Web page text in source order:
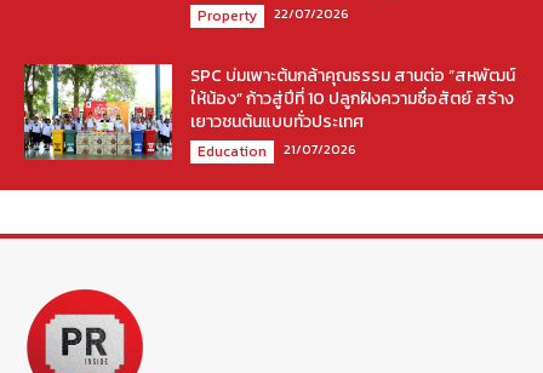
Property 22/07/2026
SPC บ่มเพาะต้นกล้าคุณธรรม สานต่อ “สหพัฒน์
ให้น้อง” ก้าวสู่ปีที่ 10 ปลูกฝังความซื่อสัตย์ สร้าง
เยาวชนต้นแบบทั่วประเทศ
Education 21/07/2026